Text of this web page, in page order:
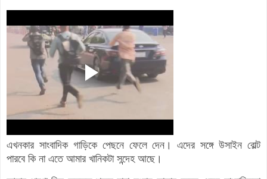
এখনকার সাংবাদিক গাড়িকে পেছনে ফেলে দেন। এদের সঙ্গে উসাইন বোল্ট
পারবে কি না এতে আমার খানিকটা সন্দেহ আছে।